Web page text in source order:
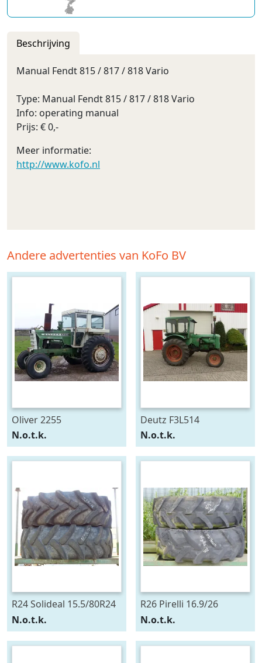
Beschrijving
Manual Fendt 815 / 817 / 818 Vario
Type: Manual Fendt 815 / 817 / 818 Vario
Info: operating manual
Prijs: € 0,-
Meer informatie:
http://www.kofo.nl
Andere advertenties van KoFo BV
Oliver 2255
N.o.t.k.
Deutz F3L514
N.o.t.k.
R24 Solideal 15.5/80R24
N.o.t.k.
R26 Pirelli 16.9/26
N.o.t.k.